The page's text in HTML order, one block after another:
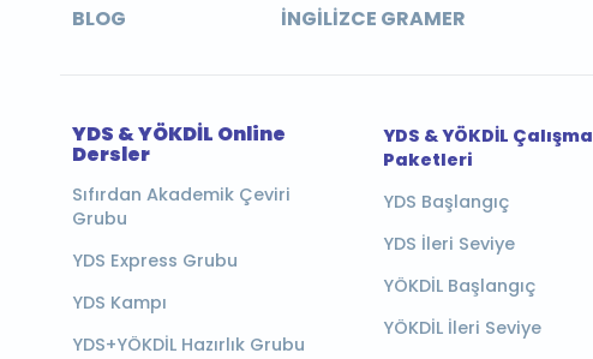
BLOG İNGILIZCE GRAMER
YDS & YÖKDİL Online
Dersler
Sıfırdan Akademik Çeviri
Grubu
YDS Express Grubu
YDS Kampı
YDS+YÖKDİL Hazırlık Grubu
YDS & YÖKDİL Çalışma
Paketleri
YDS Başlangıç
YDS İleri Seviye
YÖKDİL Başlangıç
YÖKDİL İleri Seviye